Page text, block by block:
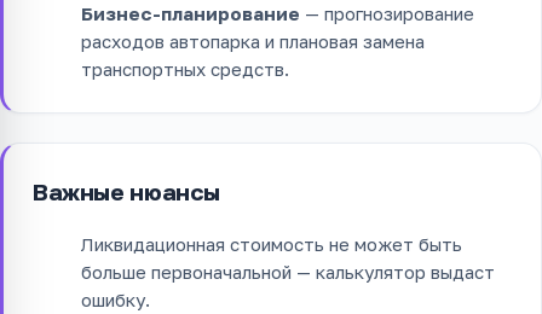
Бизнес-планирование — прогнозирование
расходов автопарка и плановая замена
транспортных средств.
Важные нюансы
Ликвидационная стоимость не может быть
больше первоначальной — калькулятор выдаст
ошибку.